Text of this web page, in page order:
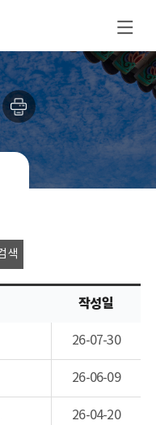
작성일
26-07-30
26-06-09
26-04-20